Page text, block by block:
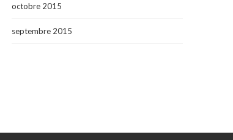
octobre 2015
septembre 2015